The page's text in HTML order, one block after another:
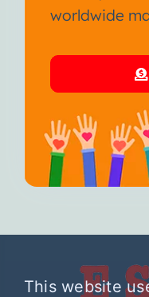
worldwide
This website